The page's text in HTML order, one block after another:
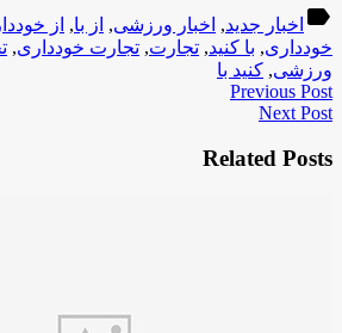
label اخبار جدید, اخبار ورزشی, از با, از
خودداری, با کنید, تجارت, تجارت خودداری,
ورزشی, کنید با
Previous Post
Next Post
Related Posts